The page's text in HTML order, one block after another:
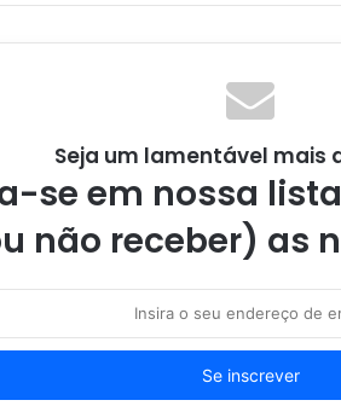
Seja um lamentável mais
se em nossa
não receber) as